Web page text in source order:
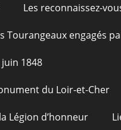
Les reconnaissez-
Tourangeaux engagés
1848
du Loir-et-Cher
Légion d’honneur